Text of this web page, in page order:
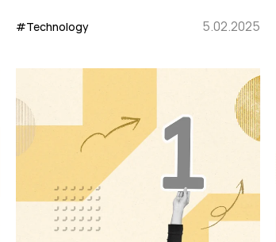
#Technology 5.02.2025